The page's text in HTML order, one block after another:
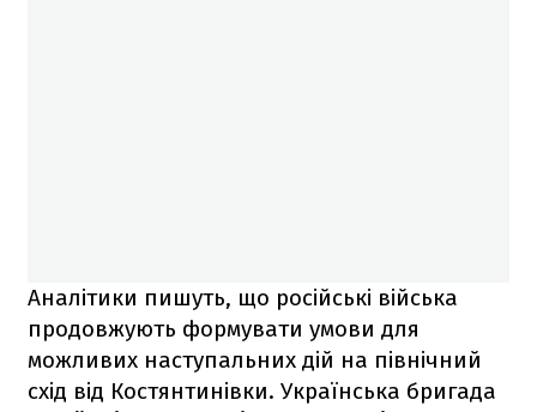
Аналітики пишуть, що російські війська
продовжують формувати умови для
можливих наступальних дій на північний
схід від Костянтинівки. Українська бригада